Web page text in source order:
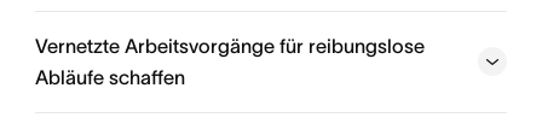
Mit der Asana-API können Sie Apps entwickeln, die
wiederkehrende Aufgaben (z. B. die Erstellung von
Erinnerungsaufgaben, das Verschicken von Updates
Vernetzte Arbeitsvorgänge für reibungslose
Abläufe schaffen